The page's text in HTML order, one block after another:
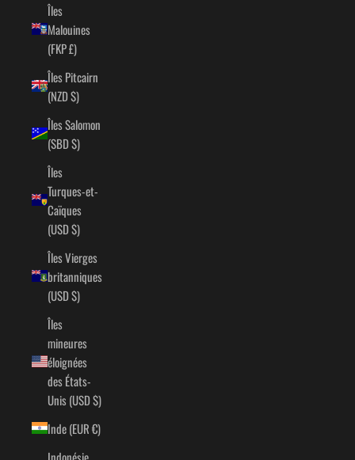
Îles
Malouines
(FKP £)
Îles Pitcairn
(NZD $)
Îles Salomon
(SBD $)
Îles
Turques-et-
Caïques
(USD $)
Îles Vierges
britanniques
(USD $)
Îles
mineures
éloignées
des États-
Unis (USD $)
Inde (EUR €)